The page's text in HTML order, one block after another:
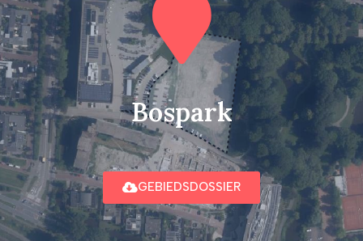
Bospark
GEBIEDSDOSSIER